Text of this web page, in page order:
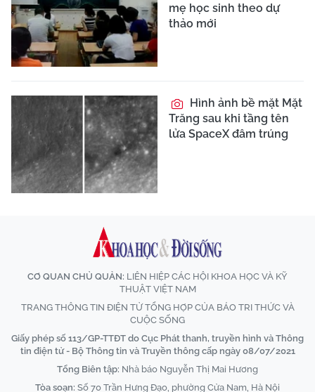
mẹ học sinh theo dự
thảo mới
Hình ảnh bề mặt Mặt
Trăng sau khi tầng tên
lửa SpaceX đâm trúng
CƠ QUAN CHỦ QUẢN: LIÊN HIỆP CÁC HỘI KHOA HỌC VÀ KỸ
THUẬT VIỆT NAM
TRANG THÔNG TIN ĐIỆN TỬ TỔNG HỢP CỦA BÁO TRI THỨC VÀ
CUỘC SỐNG
Giấy phép số 113/GP-TTĐT do Cục Phát thanh, truyền hình và Thông
tin điện tử - Bộ Thông tin và Truyền thông cấp ngày 08/07/2021
Tổng Biên tập: Nhà báo Nguyễn Thị Mai Hương
Tòa soạn: Số 70 Trần Hưng Đạo, phường Cửa Nam, Hà Nội